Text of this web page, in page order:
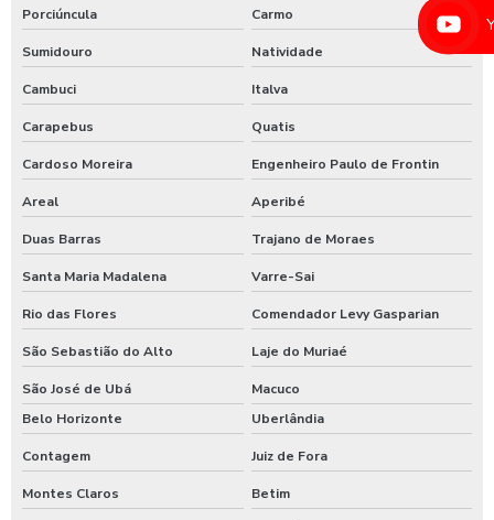
Lavadora automática de carros
Lavadora automática de carros preço
Lavadora profissional de caminhão 3 produtos
Lavadora self service de carros
Lavagem automática de carros
Lavagem automática de veículos
Lavagem de caminhão
Lavagem de caminhão equipamentos
Lavagem de caminhão de lixo
Porciúncula Carmo
Sumidouro Natividade
Cambuci Italva
Carapebus Quatis
Cardoso Moreira Engenheiro Paulo de Frontin
Areal Aperibé
Duas Barras Trajano de Moraes
Santa Maria Madalena Varre-Sai
Rio das Flores Comendador Levy Gasparian
São Sebastião do Alto Laje do Muriaé
São José de Ubá
Macuco
Belo Horizonte
Uberlândia
Contagem Juiz de Fora
Montes Claros Betim